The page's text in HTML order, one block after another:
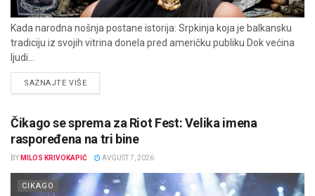
Kada narodna nošnja postane istorija: Srpkinja koja je balkansku
tradiciju iz svojih vitrina donela pred američku publiku Dok većina
ljudi...
SAZNAJTE VIŠEDETAILS
Čikago se sprema za Riot Fest: Velika imena
raspoređena na tri bine
BY MILOS KRIVOKAPIĆ AVGUST 7, 2026
CIKAGO